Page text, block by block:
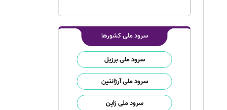
سرود ملی کشورها
سرود ملی برزیل
سرود ملی آرژانتین
سرود ملی ژاپن